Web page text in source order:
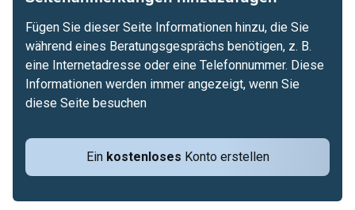
Ein kostenloses Konto erstellen
Fügen Sie dieser Seite Informationen hinzu, die Sie
während eines Beratungsgesprächs benötigen, z. B.
eine Internetadresse oder eine Telefonnummer. Diese
Informationen werden immer angezeigt, wenn Sie
diese Seite besuchen